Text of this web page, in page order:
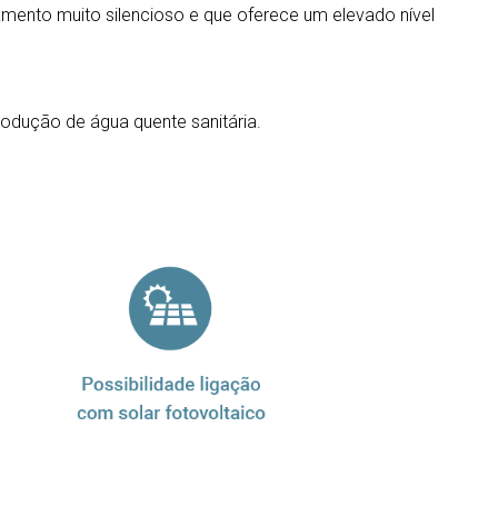
muito silencioso e que oferece um elevado nível
de água quente sanitária.